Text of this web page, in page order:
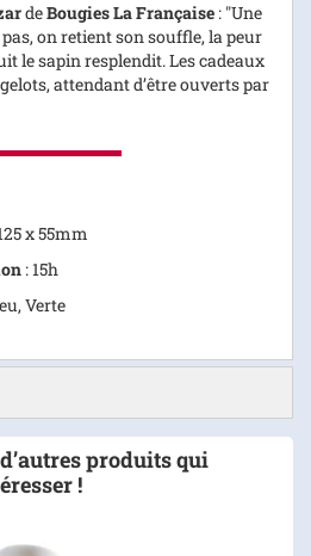
deBougies La Française : "Une
on retient son souffle, la peur
le sapin resplendit. Les cadeaux
attendant d’être ouverts par
x 55mm
: 15h
Verte
produits qui
!